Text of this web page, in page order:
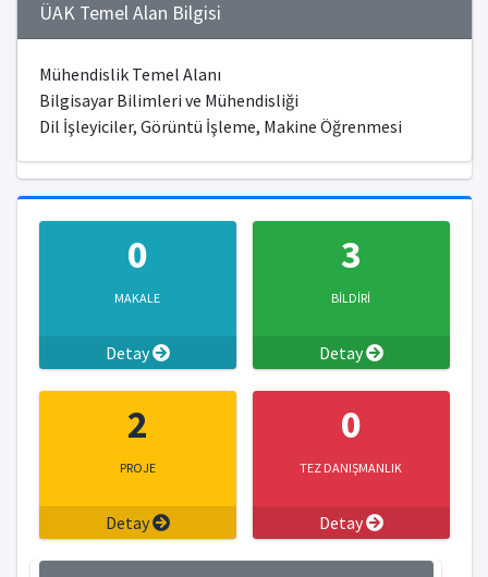
ÜAK Temel Alan Bilgisi
Mühendislik Temel Alanı
Bilgisayar Bilimleri ve Mühendisliği
Dil İşleyiciler, Görüntü İşleme, Makine Öğrenmesi
0
MAKALE
Detay
3
BİLDİRİ
Detay
2
PROJE
Detay
0
TEZ DANIŞMANLIK
Detay